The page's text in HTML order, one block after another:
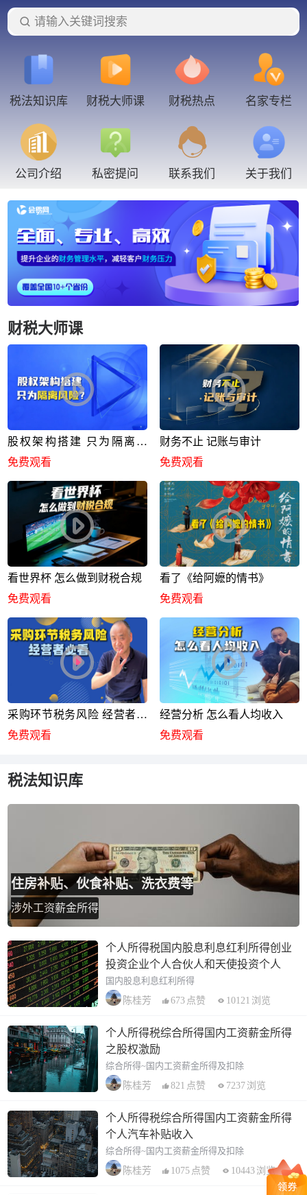
请输入关键词搜索
税法知识库 财税大师课 财税热点 名家专栏
公司介绍 私密提问 联系我们 关于我们
财税大师课
股权架构搭建 只为隔离风
险？
免费观看
财务不止 记账与审计
免费观看
看世界杯 怎么做到财税合规
免费观看
看了《给阿嬷的情书》
免费观看
采购环节税务风险 经营者必
看
免费观看
经营分析 怎么看人均收入
免费观看
税法知识库
住房补贴、伙食补贴、洗衣费等
涉外工资薪金所得
个人所得税国内股息利息红利所得创业
投资企业个人合伙人和天使投资个人
国内股息利息红利所得
陈桂芳
673 点赞 10121 浏览
个人所得税综合所得国内工资薪金所得
之股权激励
综合所得~国内工资薪金所得及扣除
陈桂芳
821 点赞 7237 浏览
个人所得税综合所得国内工资薪金所得
个人汽车补贴收入
综合所得~国内工资薪金所得及扣除
陈桂芳
1075 点赞 10443 浏览